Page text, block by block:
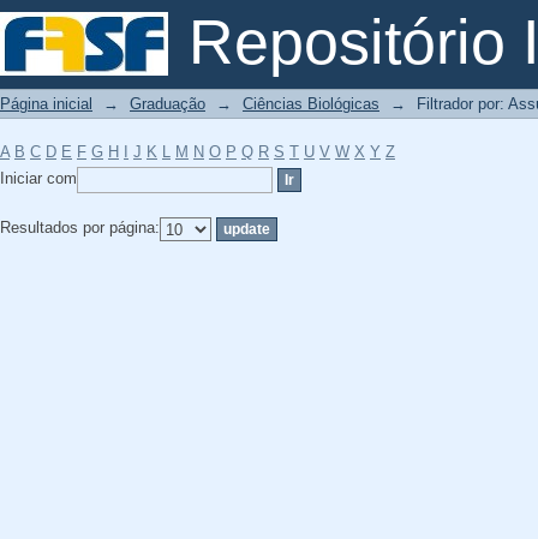
Repositório
Filtrador por: Assunto
Página inicial → Graduação → Ciências Biológicas → Filtrador por:
A B C D E F G H J K L M N O P Q R S T U V W X Y Z
Iniciar com
Resultados por página: